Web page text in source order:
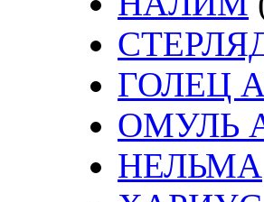
ГОЛЕЦ
ОМУЛЬ
НЕЛЬМА